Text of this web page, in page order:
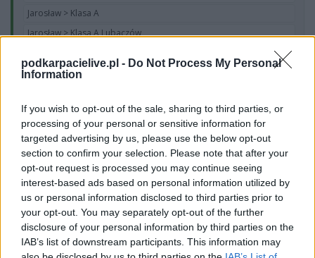
podkarpacielive.pl - Do Not Process My Personal
Information
If you wish to opt-out of the sale, sharing to third parties, or
processing of your personal or sensitive information for
targeted advertising by us, please use the below opt-out
section to confirm your selection. Please note that after your
opt-out request is processed you may continue seeing
interest-based ads based on personal information utilized by
us or personal information disclosed to third parties prior to
your opt-out. You may separately opt-out of the further
disclosure of your personal information by third parties on the
IAB’s list of downstream participants. This information may
Jarosław > Klasa A
Jarosław > Klasa A Lubaczów
Jarosław > Klasa A Przeworsk
Jarosław > Klasa B Lubaczów
Jarosław > Klasa B Przemyśl
Jarosław > Klasa B Przeworsk
Podokręg Krosno
Krosno > Klasa Okręgowa
Krosno > Klasa A, gr. I